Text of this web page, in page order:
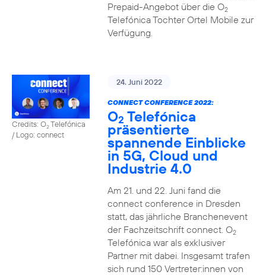
Prepaid-Angebot über die O2
Telefónica Tochter Ortel Mobile zur
Verfügung.
Credits: O2Telefónica
/ Logo: connect
24. Juni 2022
CONNECT CONFERENCE 2022:
O2 Telefónica
präsentierte
spannende Einblicke
in 5G, Cloud und
Industrie 4.0
Am 21. und 22. Juni fand die
connect conference in Dresden
statt, das jährliche Branchenevent
der Fachzeitschrift connect. O2
Telefónica war als exklusiver
Partner mit dabei. Insgesamt trafen
sich rund 150 Vertreter:innen von